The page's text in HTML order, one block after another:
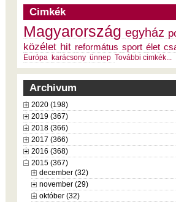
Cimkék
Magyarország egyház
közélet hit református sport élet
Európa karácsony ünnep További cimkék...
Archivum
2020 (198)
2019 (367)
2018 (366)
2017 (366)
2016 (368)
2015 (367)
december (32)
november (29)
október (32)